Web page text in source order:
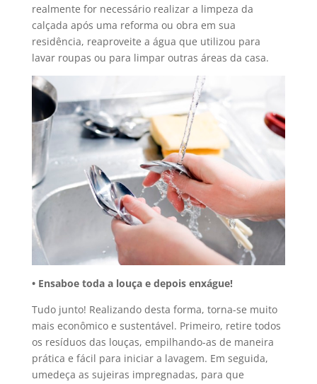
realmente for necessário realizar a limpeza da
calçada após uma reforma ou obra em sua
residência, reaproveite a água que utilizou para
lavar roupas ou para limpar outras áreas da casa.
• Ensaboe toda a louça e depois enxágue!
Tudo junto! Realizando desta forma, torna-se muito
mais econômico e sustentável. Primeiro, retire todos
os resíduos das louças, empilhando-as de maneira
prática e fácil para iniciar a lavagem. Em seguida,
umedeça as sujeiras impregnadas, para que